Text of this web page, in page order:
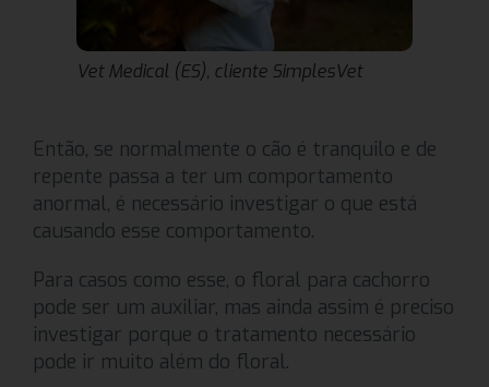
Vet Medical (ES), cliente SimplesVet
Então, se normalmente o cão é tranquilo e de
repente passa a ter um comportamento
anormal, é necessário investigar o que está
causando esse comportamento.
Para casos como esse, o floral para cachorro
pode ser um auxiliar, mas ainda assim é preciso
investigar porque o tratamento necessário
pode ir muito além do floral.